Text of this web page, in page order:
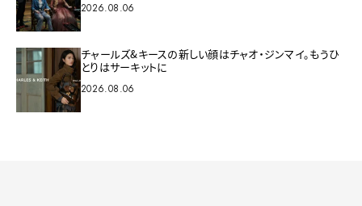
2026.08.06
チャールズ&キースの新しい顔はチャオ・ジンマイ。もうひ
とりはサーキットに
2026.08.06